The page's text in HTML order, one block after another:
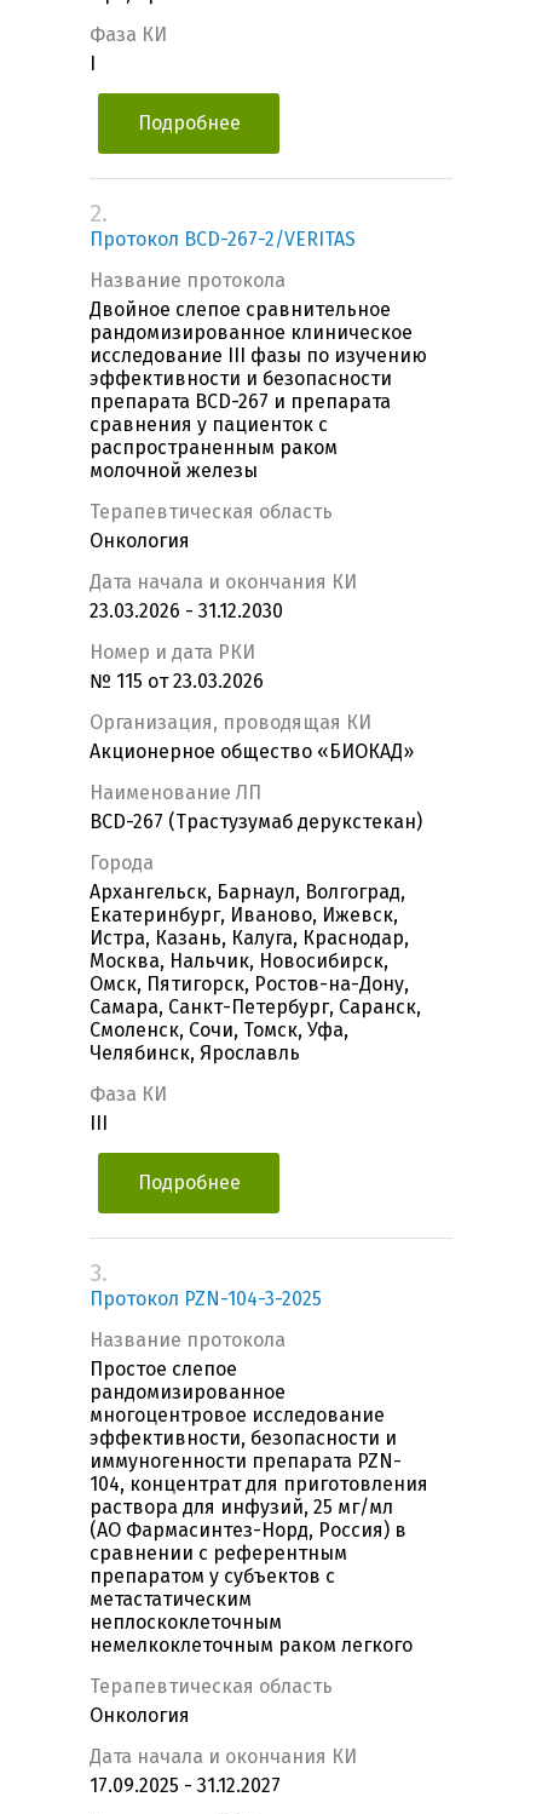
Фаза КИ
Подробнее
2.
Протокол BCD-267-2/VERITAS
Название протокола
Двойное слепое сравнительное
рандомизированное клиническое
исследование III фазы по изучению
эффективности и безопасности
препарата BCD-267 и препарата
сравнения у пациенток с
распространенным раком
молочной железы
Терапевтическая область
Онкология
Дата начала и окончания КИ
23.03.2026 - 31.12.2030
Номер и дата РКИ
№ 115 от 23.03.2026
Организация, проводящая КИ
Акционерное общество «БИОКАД»
Наименование ЛП
BCD-267 (Трастузумаб дерукстекан)
Города
Архангельск, Барнаул, Волгоград,
Екатеринбург, Иваново, Ижевск,
Истра, Казань, Калуга, Краснодар,
Москва, Нальчик, Новосибирск,
Омск, Пятигорск, Ростов-на-Дону,
Самара, Санкт-Петербург, Саранск,
Смоленск, Сочи, Томск, Уфа,
Челябинск, Ярославль
Фаза КИ
Подробнее
3.
Протокол PZN-104-3-2025
Название протокола
Простое слепое
рандомизированное
многоцентровое исследование
эффективности, безопасности и
иммуногенности препарата PZN-
104, концентрат для приготовления
раствора для инфузий, 25 мг/мл
(АО Фармасинтез-Норд, Россия) в
сравнении с референтным
препаратом у субъектов с
метастатическим
неплоскоклеточным
немелкоклеточным раком легкого
Терапевтическая область
Онкология
Дата начала и окончания КИ
17.09.2025 - 31.12.2027